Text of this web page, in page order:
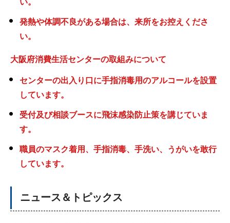
い。
発熱や体調不良がある場合は、来所をお控えくださ
い。
大阪府消費生活センターの取組みについて
センターの出入り口に手指消毒用のアルコールを設置
しています。
受付及び相談ブースに飛沫感染防止策を講じていま
す。
職員のマスク着用、手指消毒、手洗い、うがいを敢行
しています。
ニュース＆トピックス